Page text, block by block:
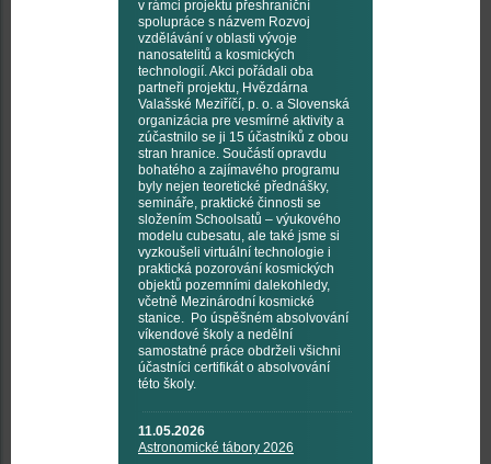
v rámci projektu přeshraniční
spolupráce s názvem Rozvoj
vzdělávání v oblasti vývoje
nanosatelitů a kosmických
technologií. Akci pořádali oba
partneři projektu, Hvězdárna
Valašské Meziříčí, p. o. a Slovenská
organizácia pre vesmírné aktivity a
zúčastnilo se ji 15 účastníků z obou
stran hranice. Součástí opravdu
bohatého a zajímavého programu
byly nejen teoretické přednášky,
semináře, praktické činnosti se
složením Schoolsatů – výukového
modelu cubesatu, ale také jsme si
vyzkoušeli virtuální technologie i
praktická pozorování kosmických
objektů pozemními dalekohledy,
včetně Mezinárodní kosmické
stanice. Po úspěšném absolvování
víkendové školy a nedělní
samostatné práce obdrželi všichni
účastníci certifikát o absolvování
této školy.
11.05.2026
Astronomické tábory 2026